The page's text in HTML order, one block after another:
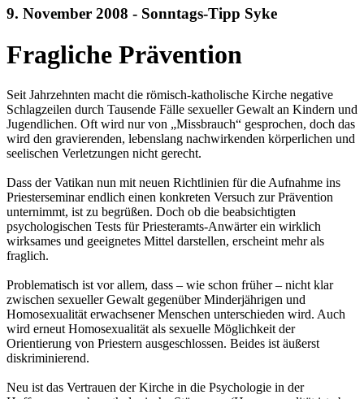
9. November 2008 - Sonntags-Tipp Syke
Fragliche Prävention
Seit Jahrzehnten macht die römisch-katholische Kirche negative
Schlagzeilen durch Tausende Fälle sexueller Gewalt an Kindern und
Jugendlichen. Oft wird nur von „Missbrauch“ gesprochen, doch das
wird den gravierenden, lebenslang nachwirkenden körperlichen und
seelischen Verletzungen nicht gerecht.
Dass der Vatikan nun mit neuen Richtlinien für die Aufnahme ins
Priesterseminar endlich einen konkreten Versuch zur Prävention
unternimmt, ist zu begrüßen. Doch ob die beabsichtigten
psychologischen Tests für Priesteramts-Anwärter ein wirklich
wirksames und geeignetes Mittel darstellen, erscheint mehr als
fraglich.
Problematisch ist vor allem, dass – wie schon früher – nicht klar
zwischen sexueller Gewalt gegenüber Minderjährigen und
Homosexualität erwachsener Menschen unterschieden wird. Auch
wird erneut Homosexualität als sexuelle Möglichkeit der
Orientierung von Priestern ausgeschlossen. Beides ist äußerst
diskriminierend.
Neu ist das Vertrauen der Kirche in die Psychologie in der